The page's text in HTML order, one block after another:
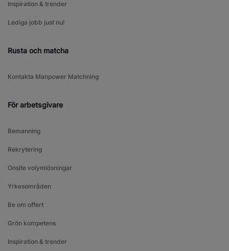
Inspiration & trender
Lediga jobb just nu!
Rusta och matcha
Kontakta Manpower Matchning
För arbetsgivare
Bemanning
Rekrytering
Onsite volymlösningar
Yrkesområden
Be om offert
Grön kompetens
Inspiration & trender